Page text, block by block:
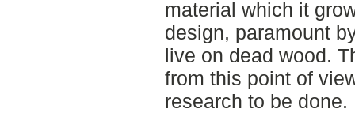
material which it
design, paramount
live on dead wood.
from this point of
research to be done.